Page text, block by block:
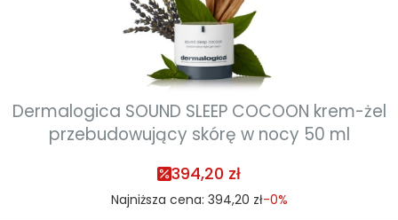
Dermalogica SOUND SLEEP COCOON krem-żel
przebudowujący skórę w nocy 50 ml
394,20 zł
Najniższa cena: 394,20 zł-0%